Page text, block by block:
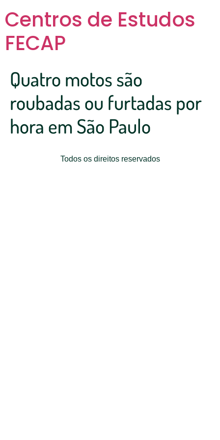
Centros de Estudos
FECAP
Quatro motos são
roubadas ou furtadas por
hora em São Paulo
Todos os direitos reservados